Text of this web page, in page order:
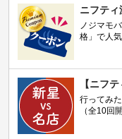
ニフテ
ノジマモ
格」で人
【ニフ
行ってみ
（全10回